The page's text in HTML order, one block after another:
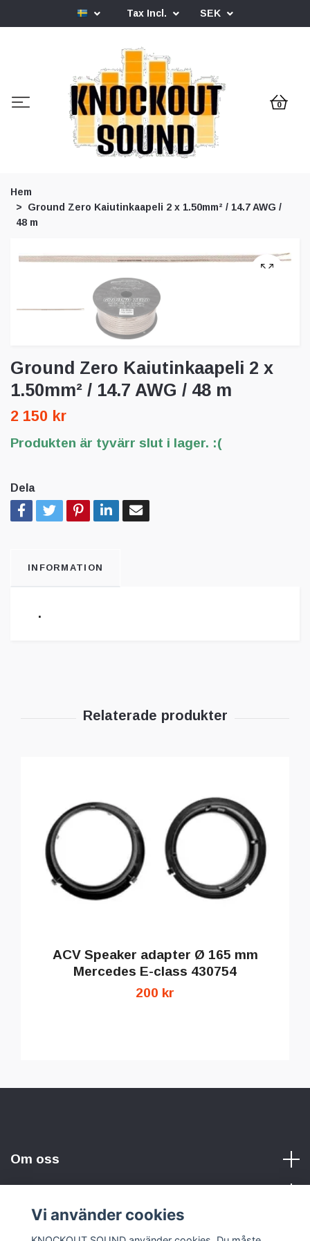
Tax Incl. SEK
0
Hem
Ground Zero Kaiutinkaapeli 2 x 1.50mm² / 14.7 AWG /
48 m
Ground Zero Kaiutinkaapeli 2 x
1.50mm² / 14.7 AWG / 48 m
2 150 kr
Produkten är tyvärr slut i lager. :(
Dela
INFORMATION
.
ACV Speaker adapter Ø 165 mm
Mercedes E-class 430754
200 kr
Om oss
Sociala medier
Vi använder cookies